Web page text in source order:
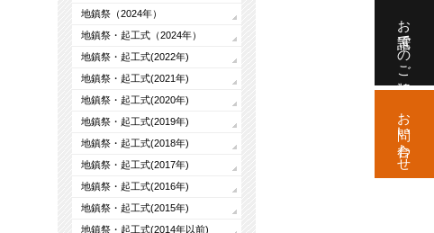
地鎮祭（2024年）
地鎮祭・起工式（2024年）
地鎮祭・起工式(2022年)
地鎮祭・起工式(2021年)
地鎮祭・起工式(2020年)
地鎮祭・起工式(2019年)
地鎮祭・起工式(2018年)
地鎮祭・起工式(2017年)
地鎮祭・起工式(2016年)
地鎮祭・起工式(2015年)
地鎮祭・起工式(2014年以前)
お電話でのご相談
お問い合わせ